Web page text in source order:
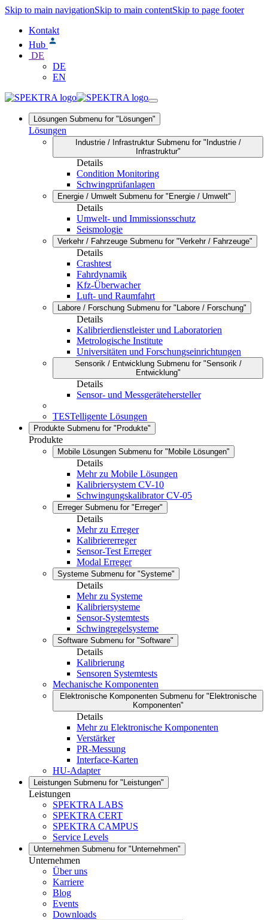
Skip to main navigationSkip to main contentSkip to page footer
Kontakt
Hub
DE
DE
EN
Lösungen Submenu for "Lösungen"
Lösungen
Industrie / Infrastruktur Submenu for "Industrie /
Infrastruktur"
Details
Condition Monitoring
Schwingprüfanlagen
Energie / Umwelt Submenu for "Energie / Umwelt"
Details
Umwelt- und Immissionsschutz
Seismologie
Verkehr / Fahrzeuge Submenu for "Verkehr / Fahrzeuge"
Details
Crashtest
Fahrdynamik
Kfz-Überwacher
Luft- und Raumfahrt
Labore / Forschung Submenu for "Labore / Forschung"
Details
Kalibrierdienstleister und Laboratorien
Metrologische Institute
Universitäten und Forschungseinrichtungen
Sensorik / Entwicklung Submenu for "Sensorik /
Entwicklung"
Details
Sensor- und Messgerätehersteller
TESTelligente Lösungen
Produkte Submenu for "Produkte"
Produkte
Mobile Lösungen Submenu for "Mobile Lösungen"
Details
Mehr zu Mobile Lösungen
Kalibriersystem CV-10
Schwingungskalibrator CV-05
Erreger Submenu for "Erreger"
Details
Mehr zu Erreger
Kalibriererreger
Sensor-Test Erreger
Modal Erreger
Systeme Submenu for "Systeme"
Details
Mehr zu Systeme
Kalibriersysteme
Sensor-Systemtests
Schwingregelsysteme
Software Submenu for "Software"
Details
Kalibrierung
Sensoren Systemtests
Mechanische Komponenten
Elektronische Komponenten Submenu for "Elektronische
Komponenten"
Details
Mehr zu Elektronische Komponenten
Verstärker
PR-Messung
Interface-Karten
HU-Adapter
Leistungen Submenu for "Leistungen"
Leistungen
SPEKTRA LABS
SPEKTRA CERT
SPEKTRA CAMPUS
Service Levels
Unternehmen Submenu for "Unternehmen"
Unternehmen
Über uns
Karriere
Blog
Events
Downloads